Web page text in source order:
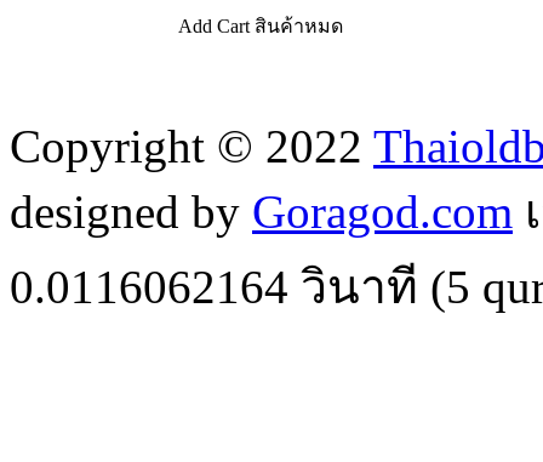
Add Cart สินค้าหมด
Copyright © 2022
designed by Goragod.com
0.0116062164 วินาที (5